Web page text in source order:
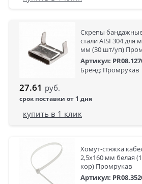
Скрепы
стали AISI 304 для
мм (30 шт/уп)
Артикул:
Бренд: Промрукав
27.61 руб.
срок поставки от 1 дня
купить в 1 клик
Хомут-стяжка
2,5х160 мм белая
кор) Промрукав
Артикул: